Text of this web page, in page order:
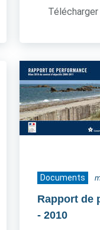
Documents
Rapport de
- 2010